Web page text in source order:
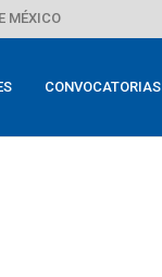
MÉXICO
CONVOCATORIAS